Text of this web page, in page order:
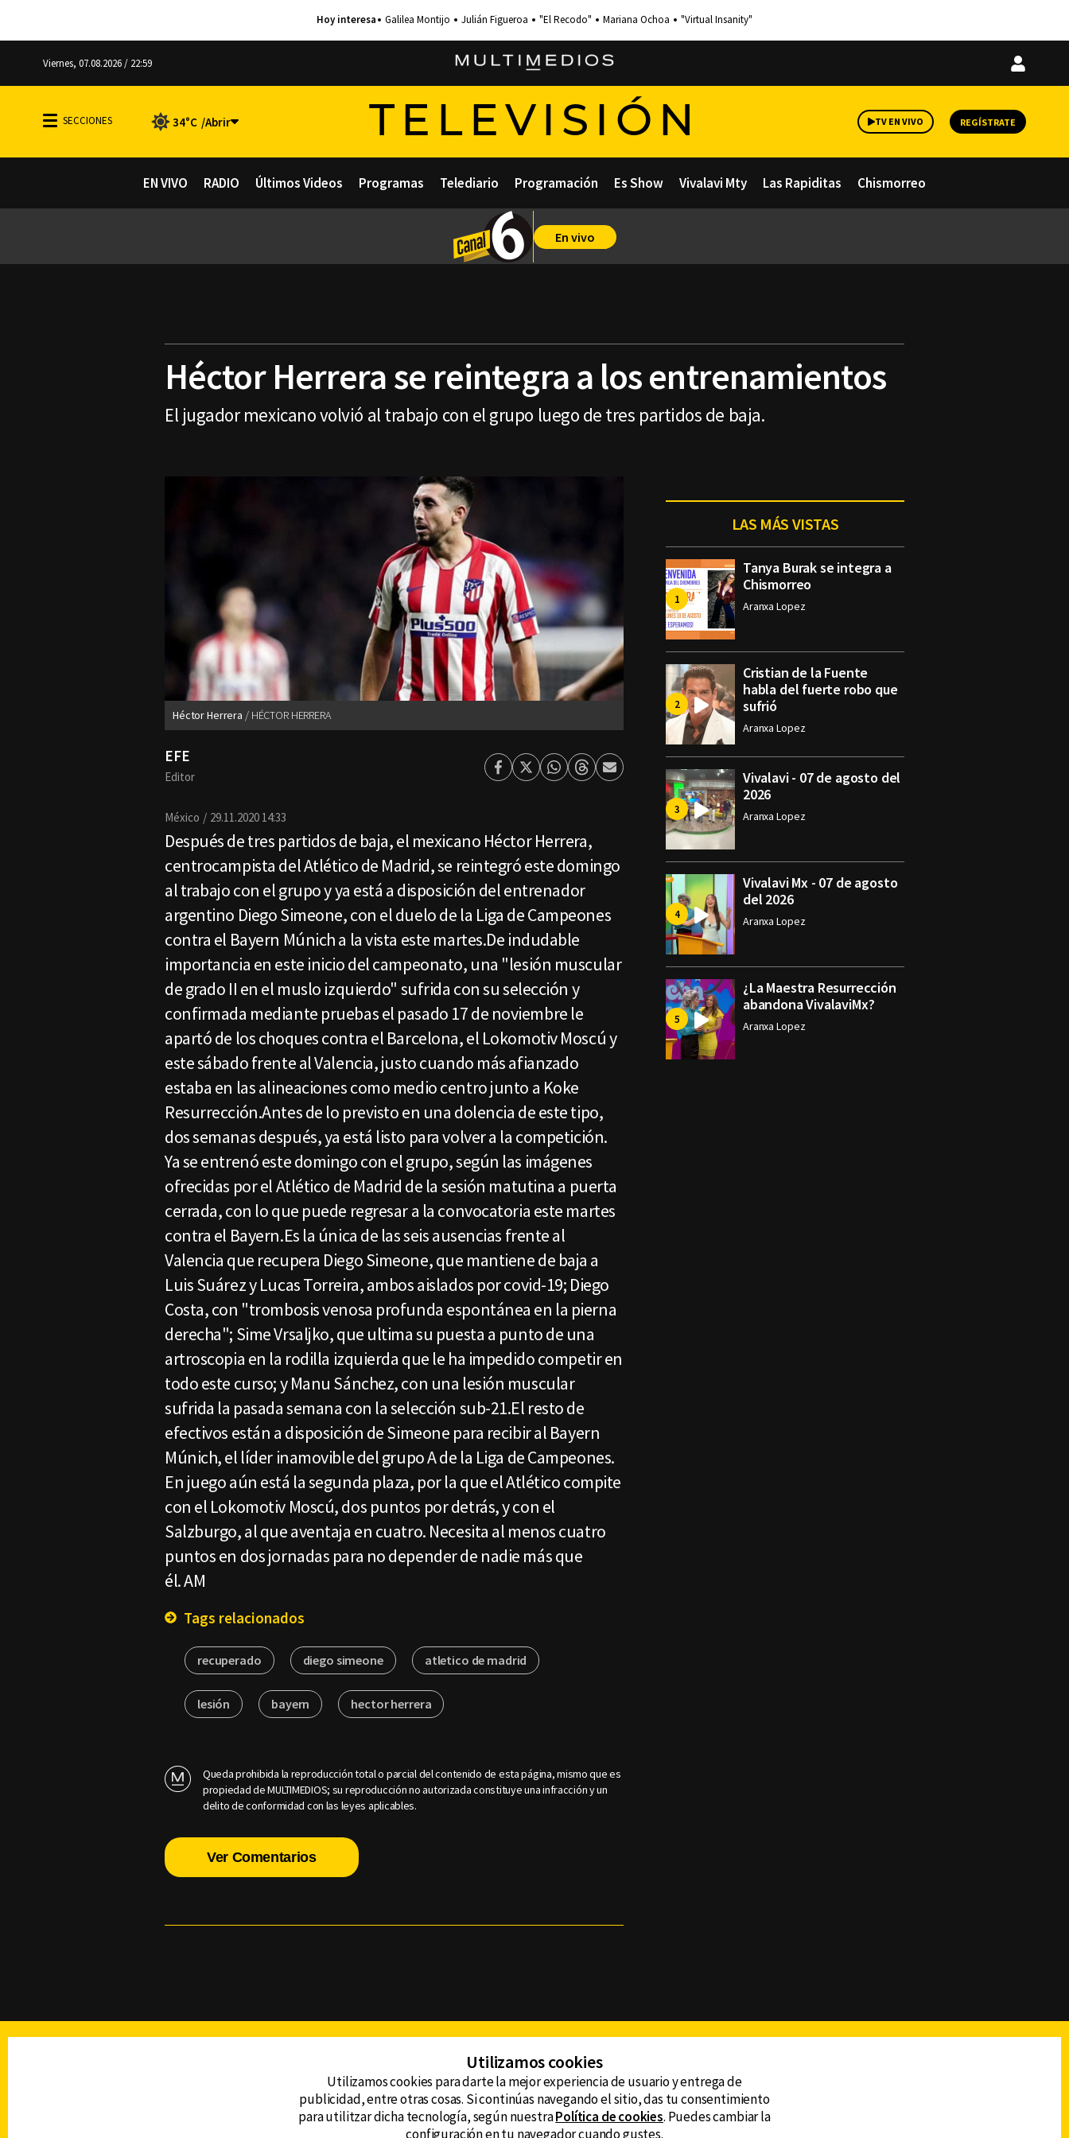
Galilea Montijo Julián Figueroa "El Recodo" Mariana Ochoa "Virtual Insanity"
Viernes, 07.08.2026 / 22:59
Iniciar
34°C TELEVISIÓN TV EN VIVO REGÍSTRATE
EN VIVO RADIO Últimos Videos Programas Telediario Programación Es Show Vivalavi Mty Las Rapiditas Chismorreo
En vivo
Héctor Herrera se reintegra a los entrenamientos
El jugador mexicano volvió al trabajo con el grupo luego de tres partidos de baja.
Héctor Herrera HÉCTOR HERRERA
EFE
Editor Facebook
TwitterWhatsapp
ThreadsEnviar
México 29.11.2020 14:33
Después de tres partidos de baja, el mexicano Héctor Herrera,
centrocampista del Atlético de Madrid, se reintegró este domingo
al trabajo con el grupo y ya está a disposición del entrenador
argentino Diego Simeone, con el duelo de la Liga de Campeones
contra el Bayern Múnich a la vista este martes.De indudable
importancia en este inicio del campeonato, una "lesión muscular
de grado II en el muslo izquierdo" sufrida con su selección y
confirmada mediante pruebas el pasado 17 de noviembre le
apartó de los choques contra el Barcelona, el Lokomotiv Moscú y
este sábado frente al Valencia, justo cuando más afianzado
estaba en las alineaciones como medio centro junto a Koke
Resurrección.Antes de lo previsto en una dolencia de este tipo,
dos semanas después, ya está listo para volver a la competición.
Ya se entrenó este domingo con el grupo, según las imágenes
ofrecidas por el Atlético de Madrid de la sesión matutina a puerta
cerrada, con lo que puede regresar a la convocatoria este martes
contra el Bayern.Es la única de las seis ausencias frente al
Valencia que recupera Diego Simeone, que mantiene de baja a
Luis Suárez y Lucas Torreira, ambos aislados por covid-19; Diego
Costa, con "trombosis venosa profunda espontánea en la pierna
derecha"; Sime Vrsaljko, que ultima su puesta a punto de una
artroscopia en la rodilla izquierda que le ha impedido competir en
todo este curso; y Manu Sánchez, con una lesión muscular
sufrida la pasada semana con la selección sub-21.El resto de
efectivos están a disposición de Simeone para recibir al Bayern
Múnich, el líder inamovible del grupo A de la Liga de Campeones.
En juego aún está la segunda plaza, por la que el Atlético compite
con el Lokomotiv Moscú, dos puntos por detrás, y con el
Salzburgo, al que aventaja en cuatro. Necesita al menos cuatro
puntos en dos jornadas para no depender de nadie más que
él. AM
Tags relacionados
recuperado diego simeone atletico de madrid
lesión bayern hector herrera
Queda prohibida la reproducción total o parcial del contenido de esta página, mismo que es
propiedad de MULTIMEDIOS; su reproducción no autorizada constituye una infracción y un
delito de conformidad con las leyes aplicables.
Ver Comentarios
LAS MÁS VISTAS
Tanya Burak se integra a
Chismorreo
Aranxa Lopez
Cristian de la Fuente
habla del fuerte robo que
sufrió
Aranxa Lopez
Vivalavi - 07 de agosto del
2026
Aranxa Lopez
Vivalavi Mx - 07 de agosto
del 2026
Aranxa Lopez
¿La Maestra Resurrección
abandona VivalaviMx?
Aranxa Lopez
DERECHOS RESERVADOS © CANAL 6 2026
Prohibida la reproducción total o parcial, incluyendo
CONTACTO
AVISO DE PRIVACIDAD
AVISO LEGAL
Utilizamos cookies
Utilizamos cookies para darte la mejor experiencia de usuario y entrega de
publicidad, entre otras cosas. Si continúas navegando el sitio, das tu consentimiento
para utilitzar dicha tecnología, según nuestraPolítica de cookies. Puedes cambiar la
configuración en tu navegador cuando gustes.